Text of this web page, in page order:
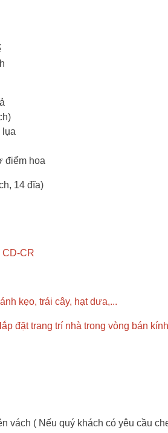
lụa
điểm hoa
14 đĩa)
CR
kẹo, trái cây, hạt dưa,...
đặt trang trí nhà trong vòng bán
vách ( Nếu quý khách có yêu cầu